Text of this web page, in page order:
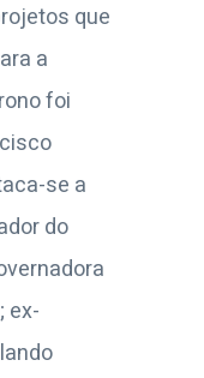
que
a
foi
se a
do
ex-